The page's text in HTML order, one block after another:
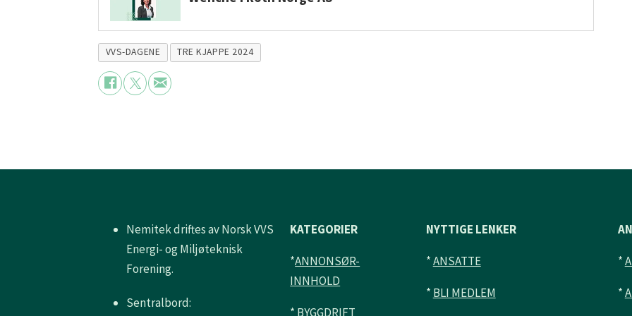
VVS-DAGENE TRE KJAPPE 2024
Nemitek driftes av Norsk VVS
Energi- og Miljøteknisk
Forening.
Sentralbord:
KATEGORIER
*ANNONSØR-
INNHOLD
* BYGGDRIFT
NYTTIGE LENKER
*ANSATTE
* BLI MEDLEM
*
*